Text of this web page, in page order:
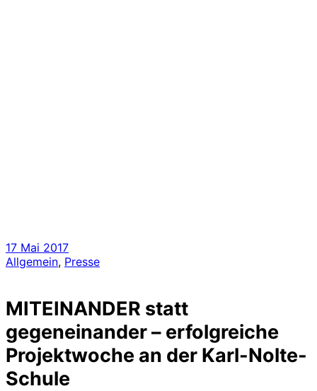
17 Mai 2017
Allgemein, Presse
MITEINANDER statt
gegeneinander – erfolgreiche
Projektwoche an der Karl-Nolte-
Schule